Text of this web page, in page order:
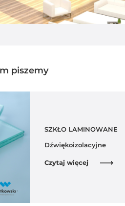
piszemy
SZKŁO LAMINOWANE
Dźwiękoizolacyjne
Czytaj więcej